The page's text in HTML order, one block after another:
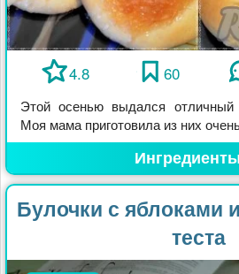
4.8 60
Этой осенью выдался отличный
Моя мама приготовила из них
Булочки с яблоками
теста